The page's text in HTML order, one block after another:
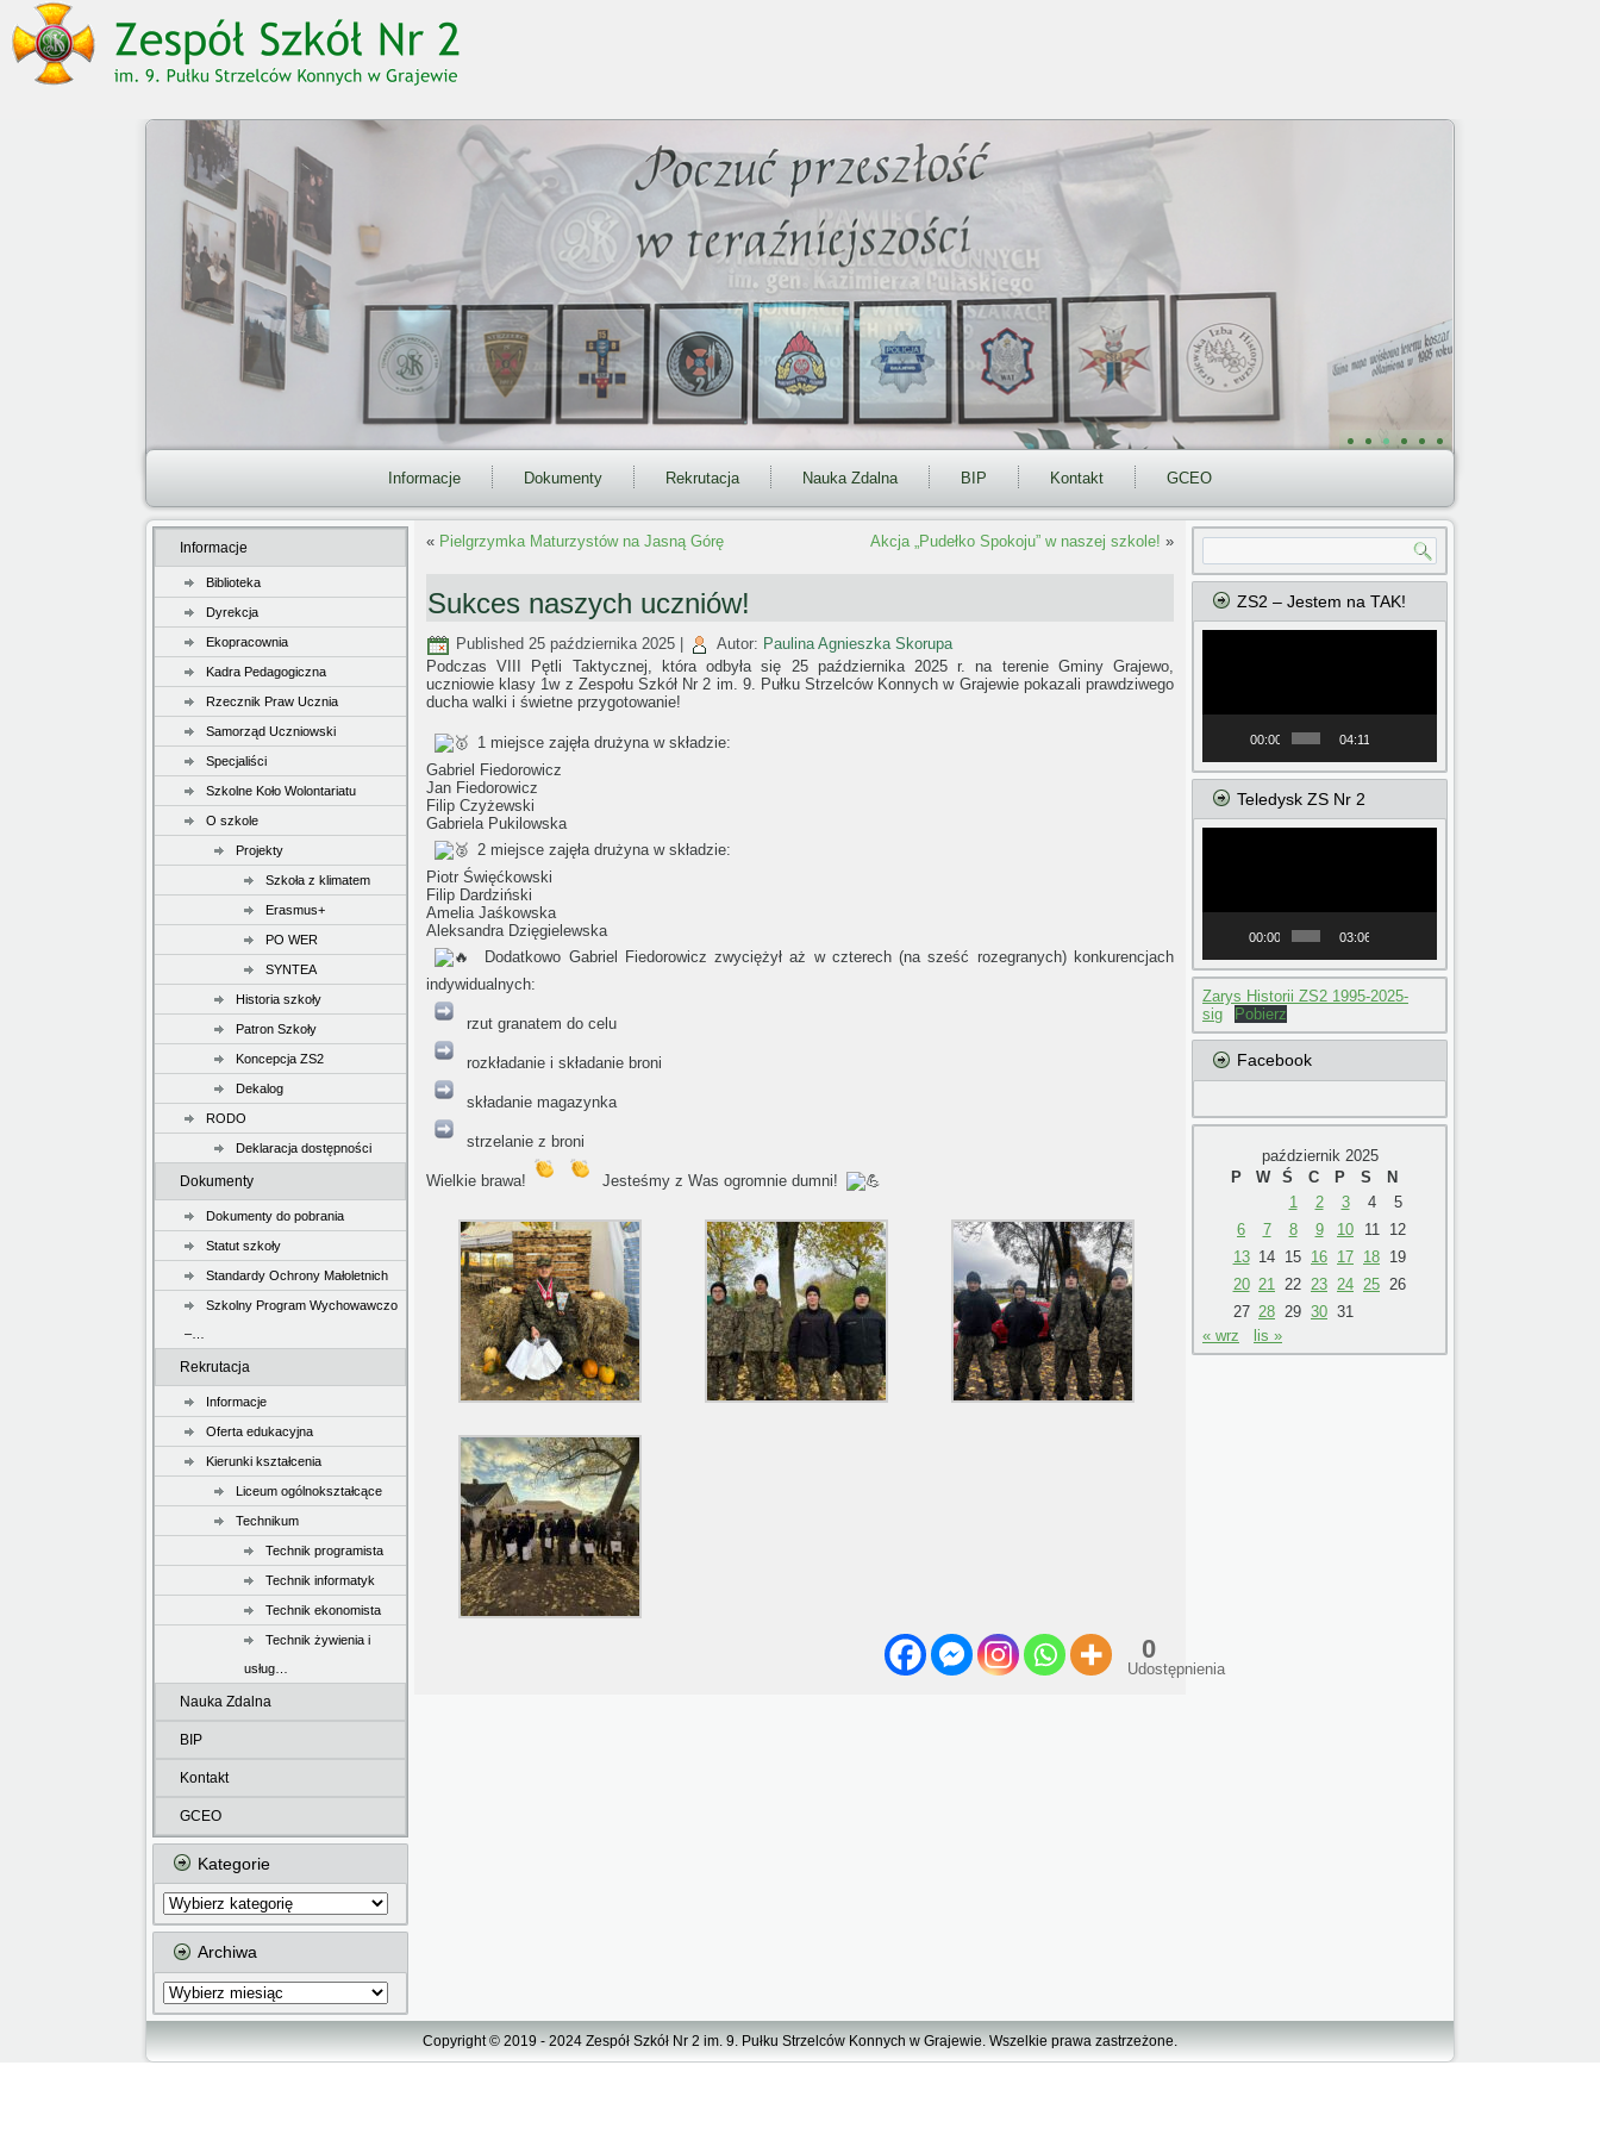
Informacje Dokumenty Rekrutacja Nauka Zdalna BIP Kontakt GCEO
Informacje
Biblioteka
Dyrekcja
Ekopracownia
Kadra Pedagogiczna
Rzecznik Praw Ucznia
Samorząd Uczniowski
Specjaliści
Szkolne Koło Wolontariatu
O szkole
Projekty
Szkoła z klimatem
Erasmus+
PO WER
SYNTEA
Historia szkoły
Patron Szkoły
Koncepcja ZS2
Dekalog
RODO
Deklaracja dostępności
Dokumenty
Dokumenty do pobrania
Statut szkoły
Standardy Ochrony Małoletnich
Szkolny Program Wychowawczo
–…
Rekrutacja
Informacje
Oferta edukacyjna
Kierunki kształcenia
Liceum ogólnokształcące
Technikum
Technik programista
Technik informatyk
Technik ekonomista
Technik żywienia i
usług…
Nauka Zdalna
BIP
Kontakt
GCEO
Kategorie
Kategorie
Archiwa
Archiwa
« Pielgrzymka Maturzystów na Jasną Górę Akcja „Pudełko Spokoju” w naszej szkole! »
Sukces naszych uczniów!
Published 25 października 2025 Autor: Paulina Agnieszka Skorupa
Podczas VIII Pętli Taktycznej, która odbyła się 25 października 2025 r. na terenie Gminy Grajewo,
uczniowie klasy 1w z Zespołu Szkół Nr 2 im. 9. Pułku Strzelców Konnych w Grajewie pokazali prawdziwego
ducha walki i świetne przygotowanie!
1 miejsce zajęła drużyna w składzie:
Gabriel Fiedorowicz
Jan Fiedorowicz
Filip Czyżewski
Gabriela Pukilowska
2 miejsce zajęła drużyna w składzie:
Piotr Święćkowski
Filip Dardziński
Amelia Jaśkowska
Aleksandra Dzięgielewska
Dodatkowo Gabriel Fiedorowicz zwyciężył aż w czterech (na sześć rozegranych) konkurencjach
indywidualnych:
rzut granatem do celu
rozkładanie i składanie broni
składanie magazynka
strzelanie z broni
Wielkie brawa! Jesteśmy z Was ogromnie dumni!
0
Udostępnienia
ZS2 – Jestem na TAK!
00:00 04:11
Teledysk ZS Nr 2
00:00 03:06
Zarys Historii ZS2 1995-2025-
sig
Pobierz
Facebook
październik 2025
P
W Ś C P S
N
1
2 3 4
5
6
7 8 9 10 11
12
13 14 15 16 17 18 19
20 21 22 23 24 25 26
27 28 29 30 31
« wrz
lis »
Copyright © 2019 - 2024 Zespół Szkół Nr 2 im. 9. Pułku Strzelców Konnych w Grajewie. Wszelkie prawa zastrzeżone.